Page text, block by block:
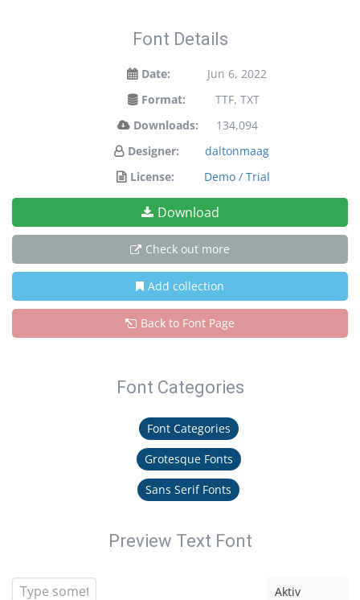
Font Details
Date:
Jun 6, 2022
Format:
TTF, TXT
Downloads:
134,094
Designer:
daltonmaag
License:
Demo / Trial
Download
Check out more
Add collection
Back to Font Page
Font Categories
Font Categories
Grotesque Fonts
Sans Serif Fonts
Preview Text Font
Aktiv